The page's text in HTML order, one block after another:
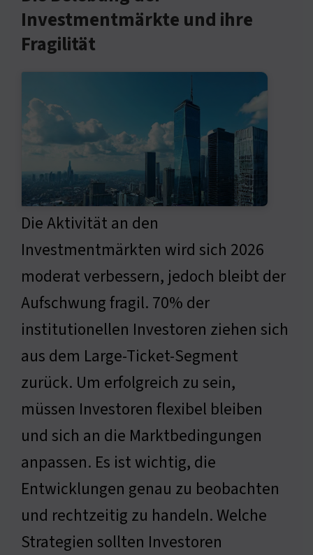
Investmentmärkte und ihre
Fragilität
Die Aktivität an den
Investmentmärkten wird sich 2026
moderat verbessern, jedoch bleibt der
Aufschwung fragil. 70% der
institutionellen Investoren ziehen sich
aus dem Large-Ticket-Segment
zurück. Um erfolgreich zu sein,
müssen Investoren flexibel bleiben
und sich an die Marktbedingungen
anpassen. Es ist wichtig, die
Entwicklungen genau zu beobachten
und rechtzeitig zu handeln. Welche
Strategien sollten Investoren